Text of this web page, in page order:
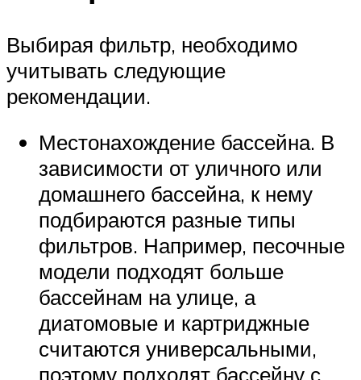
Выбирая фильтр, необходимо
учитывать следующие
рекомендации.
Местонахождение бассейна. В
зависимости от уличного или
домашнего бассейна, к нему
подбираются разные типы
фильтров. Например, песочные
модели подходят больше
бассейнам на улице, а
диатомовые и картриджные
считаются универсальными,
поэтому подходят бассейну с